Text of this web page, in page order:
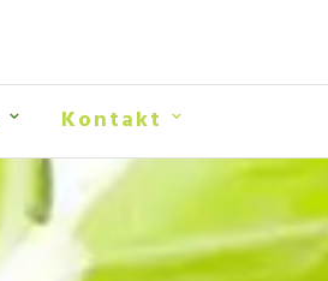
Kontakt